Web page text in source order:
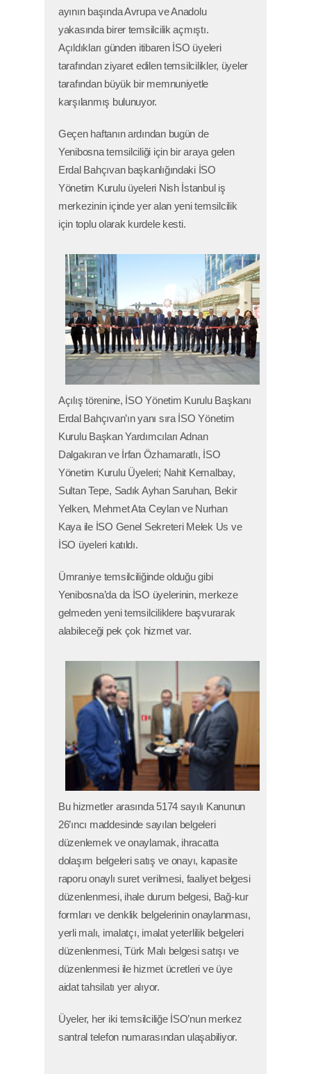
ayının başında Avrupa ve Anadolu
yakasında birer temsilcilik açmıştı.
Açıldıkları günden itibaren İSO üyeleri
tarafından ziyaret edilen temsilcilikler, üyeler
tarafından büyük bir memnuniyetle
karşılanmış bulunuyor.
Geçen haftanın ardından bugün de
Yenibosna temsilciliği için bir araya gelen
Erdal Bahçıvan başkanlığındaki İSO
Yönetim Kurulu üyeleri Nish İstanbul iş
merkezinin içinde yer alan yeni temsilcilik
için toplu olarak kurdele kesti.
Açılış törenine, İSO Yönetim Kurulu Başkanı
Erdal Bahçıvan’ın yanı sıra İSO Yönetim
Kurulu Başkan Yardımcıları Adnan
Dalgakıran ve İrfan Özhamaratlı, İSO
Yönetim Kurulu Üyeleri; Nahit Kemalbay,
Sultan Tepe, Sadık Ayhan Saruhan, Bekir
Yelken, Mehmet Ata Ceylan ve Nurhan
Kaya ile İSO Genel Sekreteri Melek Us ve
İSO üyeleri katıldı.
Ümraniye temsilciliğinde olduğu gibi
Yenibosna’da da İSO üyelerinin, merkeze
gelmeden yeni temsilciliklere başvurarak
alabileceği pek çok hizmet var.
Bu hizmetler arasında 5174 sayılı Kanunun
26’ıncı maddesinde sayılan belgeleri
düzenlemek ve onaylamak, ihracatta
dolaşım belgeleri satış ve onayı, kapasite
raporu onaylı suret verilmesi, faaliyet belgesi
düzenlenmesi, ihale durum belgesi, Bağ-kur
formları ve denklik belgelerinin onaylanması,
yerli malı, imalatçı, imalat yeterlilik belgeleri
düzenlenmesi, Türk Malı belgesi satışı ve
düzenlenmesi ile hizmet ücretleri ve üye
aidat tahsilatı yer alıyor.
Üyeler, her iki temsilciliğe İSO’nun merkez
santral telefon numarasından ulaşabiliyor.